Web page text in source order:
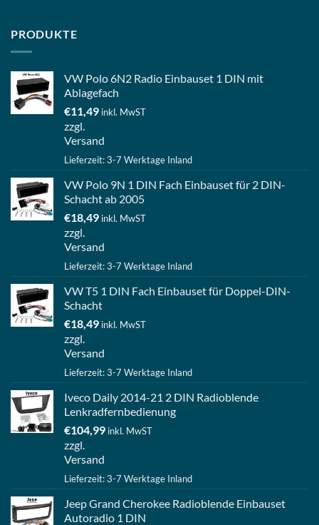
PRODUKTE
VW Polo 6N2 Radio Einbauset 1 DIN mit
Ablagefach
€11,49 inkl. MwST
zzgl.
Versand
Lieferzeit: 3-7 Werktage Inland
VW Polo 9N 1 DIN Fach Einbauset für 2 DIN-
Schacht ab 2005
€18,49 inkl. MwST
zzgl.
Versand
Lieferzeit: 3-7 Werktage Inland
VW T5 1 DIN Fach Einbauset für Doppel-DIN-
Schacht
€18,49 inkl. MwST
zzgl.
Versand
Lieferzeit: 3-7 Werktage Inland
Iveco Daily 2014-21 2 DIN Radioblende
Lenkradfernbedienung
€104,99 inkl. MwST
zzgl.
Versand
Lieferzeit: 3-7 Werktage Inland
Jeep Grand Cherokee Radioblende Einbauset
Autoradio 1 DIN